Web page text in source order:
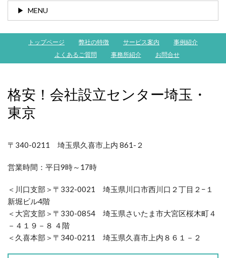
MENU
トップページ 弊社の特徴 サービス案内
事例紹介
よくあるご質問
事務所紹介 お問合せ
格安！会社設立センター埼玉・
東京
〒340-0211 埼玉県久喜市上内 861-２
営業時間： 平日9時～17時
＜川口支部＞〒332-0021 埼玉県川口市西川口２丁目２−１
新堀ビル4階
＜大宮支部＞〒330-0854 埼玉県さいたま市大宮区桜木町４
－４１９－８ ４階
＜久喜本部＞〒340-0211 埼玉県久喜市上内８６１－２